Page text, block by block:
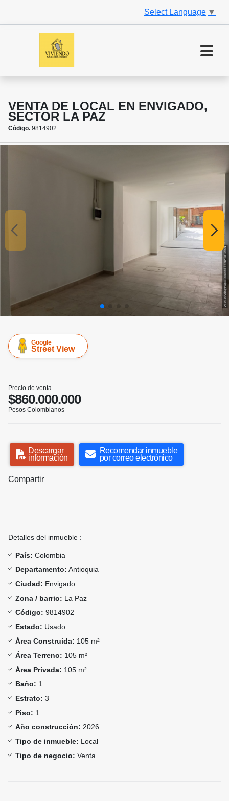
Select Language ▼
VENTA DE LOCAL EN ENVIGADO,
SECTOR LA PAZ
Código. 9814902
Google
Street View
Precio de venta
$860.000.000
Pesos Colombianos
Descargar
información
Recomendar inmueble
por correo electrónico
Compartir
Detalles del inmueble :
País: Colombia
Departamento: Antioquia
Ciudad: Envigado
Zona / barrio: La Paz
Código: 9814902
Estado: Usado
Área Construida: 105 m²
Área Terreno: 105 m²
Área Privada: 105 m²
Baño: 1
Estrato: 3
Piso: 1
Año construcción: 2026
Tipo de inmueble: Local
Tipo de negocio: Venta